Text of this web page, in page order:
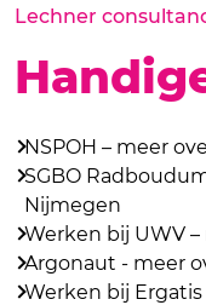
Lechner
NSPOH – meer
SGBO
Nijmegen
Werken bij UWV
Argonaut - meer
Werken bij